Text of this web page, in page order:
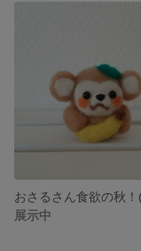
展示中